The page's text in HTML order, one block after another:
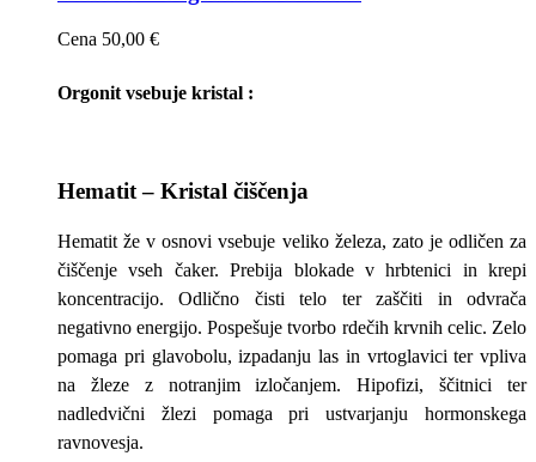
Cena 50,00 €
Orgonit vsebuje kristal :
Hematit – Kristal čiščenja
Hematit že v osnovi vsebuje veliko železa, zato je odličen za
čiščenje vseh čaker. Prebija blokade v hrbtenici in krepi
koncentracijo. Odlično čisti telo ter zaščiti in odvrača
negativno energijo. Pospešuje tvorbo rdečih krvnih celic. Zelo
pomaga pri glavobolu, izpadanju las in vrtoglavici ter vpliva
na žleze z notranjim izločanjem. Hipofizi, ščitnici ter
nadledvični žlezi pomaga pri ustvarjanju hormonskega
ravnovesja.